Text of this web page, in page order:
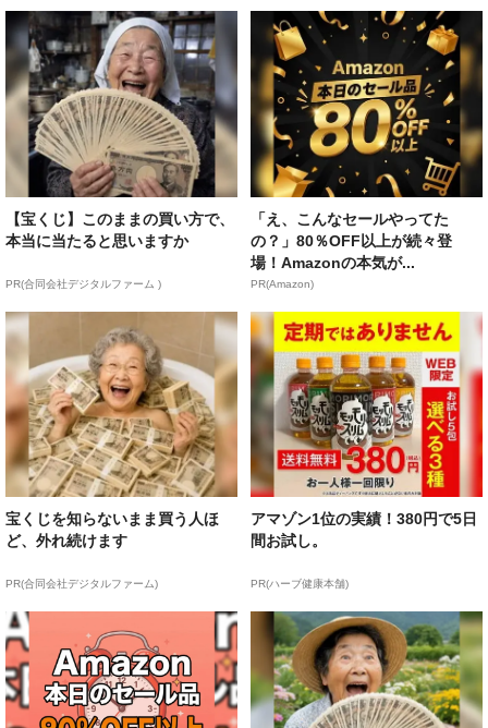
【宝くじ】このままの買い方で、
本当に当たると思いますか
PR(合同会社デジタルファーム )
「え、こんなセールやってた
の？」80％OFF以上が続々登
場！Amazonの本気が...
PR(Amazon)
宝くじを知らないまま買う人ほ
ど、外れ続けます
PR(合同会社デジタルファーム)
アマゾン1位の実績！380円で5日
間お試し。
PR(ハーブ健康本舗)